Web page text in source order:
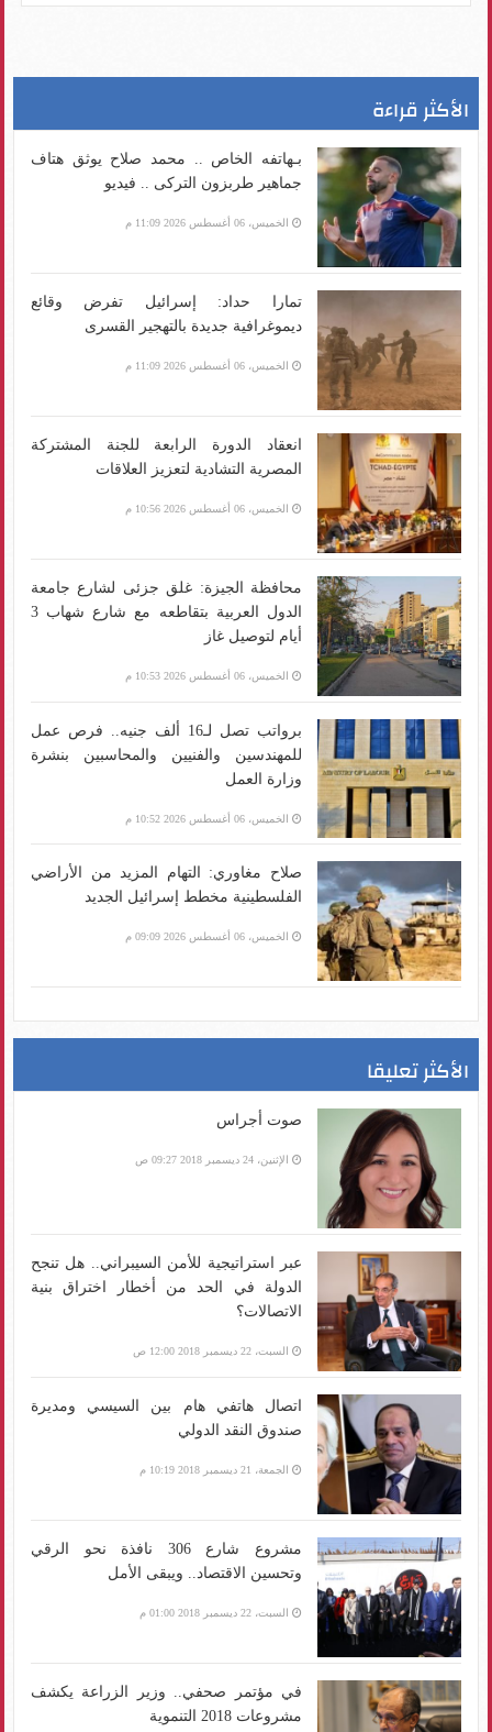
الأكثر قراءة
بـهاتفه الخاص .. محمد صلاح يوثق هتاف
جماهير طربزون التركى .. فيديو
الخميس، 06 أغسطس 2026 11:09 م
تمارا حداد: إسرائيل تفرض وقائع
ديموغرافية جديدة بالتهجير القسرى
الخميس، 06 أغسطس 2026 11:09 م
انعقاد الدورة الرابعة للجنة المشتركة
المصرية التشادية لتعزيز العلاقات
الخميس، 06 أغسطس 2026 10:56 م
محافظة الجيزة: غلق جزئى لشارع جامعة
الدول العربية بتقاطعه مع شارع شهاب 3
أيام لتوصيل غاز
الخميس، 06 أغسطس 2026 10:53 م
برواتب تصل لـ16 ألف جنيه.. فرص عمل
للمهندسين والفنيين والمحاسبين بنشرة
وزارة العمل
الخميس، 06 أغسطس 2026 10:52 م
صلاح مغاوري: التهام المزيد من الأراضي
الفلسطينية مخطط إسرائيل الجديد
الخميس، 06 أغسطس 2026 09:09 م
الأكثر تعليقا
صوت أجراس
الإثنين، 24 ديسمبر 2018 09:27 ص
عبر استراتيجية للأمن السيبراني.. هل تنجح
الدولة في الحد من أخطار اختراق بنية
الاتصالات؟
السبت، 22 ديسمبر 2018 12:00 ص
اتصال هاتفي هام بين السيسي ومديرة
صندوق النقد الدولي
الجمعة، 21 ديسمبر 2018 10:19 م
مشروع شارع 306 نافذة نحو الرقي
وتحسين الاقتصاد.. ويبقى الأمل
السبت، 22 ديسمبر 2018 01:00 م
في مؤتمر صحفي.. وزير الزراعة يكشف
مشروعات 2018 التنموية